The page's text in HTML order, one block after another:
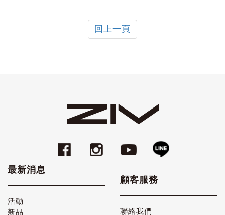
回上一頁
最新消息
活動
新品
顧客服務
聯絡我們